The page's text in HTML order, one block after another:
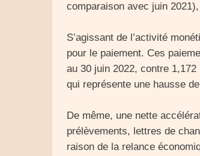
comparaison avec juin
S’agissant de l’activité
pour le paiement. Ces
au 30 juin 2022, contre
qui représente une hausse
De même, une nette
prélèvements, lettres de
raison de la relance